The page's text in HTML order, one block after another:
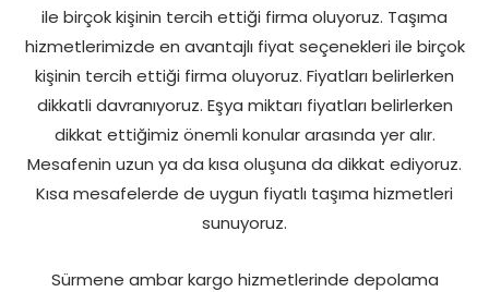
ile birçok kişinin tercih ettiği firma oluyoruz. Taşıma
hizmetlerimizde en avantajlı fiyat seçenekleri ile birçok
kişinin tercih ettiği firma oluyoruz. Fiyatları belirlerken
dikkatli davranıyoruz. Eşya miktarı fiyatları belirlerken
dikkat ettiğimiz önemli konular arasında yer alır.
Mesafenin uzun ya da kısa oluşuna da dikkat ediyoruz.
Kısa mesafelerde de uygun fiyatlı taşıma hizmetleri
sunuyoruz.
Sürmene ambar kargo hizmetlerinde depolama